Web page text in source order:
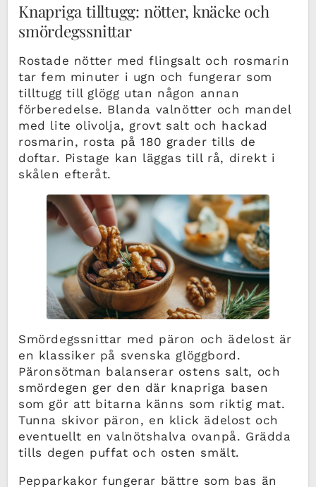
Knapriga tilltugg: nötter, knäcke och
smördegssnittar
Rostade nötter med flingsalt och rosmarin
tar fem minuter i ugn och fungerar som
tilltugg till glögg utan någon annan
förberedelse. Blanda valnötter och mandel
med lite olivolja, grovt salt och hackad
rosmarin, rosta på 180 grader tills de
doftar. Pistage kan läggas till rå, direkt i
skålen efteråt.
Smördegssnittar med päron och ädelost är
en klassiker på svenska glöggbord.
Päronsötman balanserar ostens salt, och
smördegen ger den där knapriga basen
som gör att bitarna känns som riktig mat.
Tunna skivor päron, en klick ädelost och
eventuellt en valnötshalva ovanpå. Grädda
tills degen puffat och osten smält.
Pepparkakor fungerar bättre som bas än